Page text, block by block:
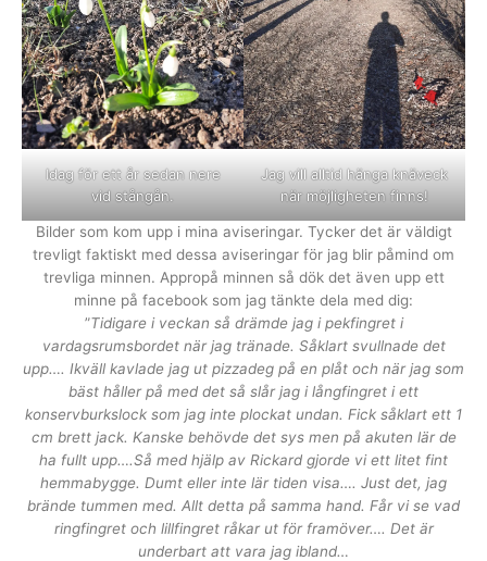
Idag för ett år sedan nere
vid stångån.
Jag vill alltid hänga knäveck
när möjligheten finns!
Bilder som kom upp i mina aviseringar. Tycker det är väldigt
trevligt faktiskt med dessa aviseringar för jag blir påmind om
trevliga minnen. Appropå minnen så dök det även upp ett
minne på facebook som jag tänkte dela med dig:
”Tidigare i veckan så drämde jag i pekfingret i
vardagsrumsbordet när jag tränade. Såklart svullnade det
upp…. Ikväll kavlade jag ut pizzadeg på en plåt och när jag som
bäst håller på med det så slår jag i långfingret i ett
konservburkslock som jag inte plockat undan. Fick såklart ett 1
cm brett jack. Kanske behövde det sys men på akuten lär de
ha fullt upp….Så med hjälp av Rickard gjorde vi ett litet fint
hemmabygge. Dumt eller inte lär tiden visa…. Just det, jag
brände tummen med. Allt detta på samma hand. Får vi se vad
ringfingret och lillfingret råkar ut för framöver…. Det är
underbart att vara jag ibland…